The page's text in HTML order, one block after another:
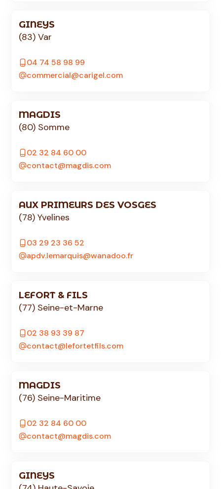
GINEYS
(83) Var
04 74 58 98 99
commercial@carigel.com
MAGDIS
(80) Somme
02 32 84 60 00
contact@magdis.com
AUX PRIMEURS DES VOSGES
(78) Yvelines
03 29 23 36 52
apdv.lemarquis@wanadoo.fr
LEFORT & FILS
(77) Seine-et-Marne
02 38 93 39 87
contact@lefortetfils.com
MAGDIS
(76) Seine-Maritime
02 32 84 60 00
contact@magdis.com
GINEYS